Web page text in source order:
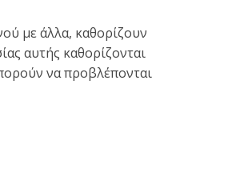
με άλλα, καθορίζουν
αυτής καθορίζονται
να προβλέπονται